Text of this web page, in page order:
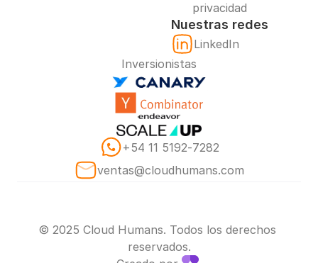
privacidad
Nuestras redes
LinkedIn
Inversionistas
‪+54 11 5192‑7282‬
ventas@cloudhumans.com
© 2025 Cloud Humans. Todos los derechos
reservados.